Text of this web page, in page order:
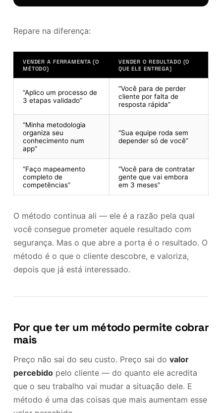
Repare na diferença:
VENDER A FERRAMENTA (O
MÉTODO)
VENDER O RESULTADO (O
QUE ELE ENTREGA)
“Aplico um processo de
3 etapas validado”
“Você para de perder
cliente por falta de
resposta rápida”
“Minha metodologia
organiza seu
conhecimento num
app”
“Sua equipe roda sem
depender só de você”
“Faço mapeamento
completo de
competências”
“Você para de contratar
gente que vai embora
em 3 meses”
O método continua ali — ele é a razão pela qual
você consegue prometer aquele resultado com
segurança. Mas o que abre a porta é o resultado. O
método é o que o cliente descobre, e valoriza,
depois que já está interessado.
Por que ter um método permite cobrar
mais
Preço não sai do seu custo. Preço sai do valor
percebidopelo cliente — do quanto ele acredita
que o seu trabalho vai mudar a situação dele. E
método é uma das coisas que mais aumentam esse